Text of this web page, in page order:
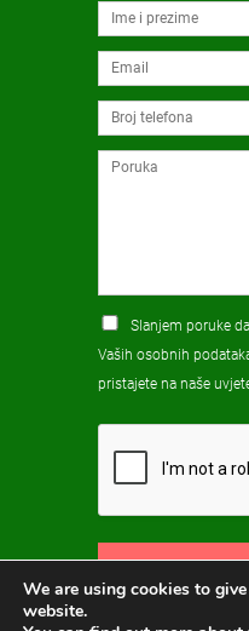
Slanjem poruke
Vaših osobnih
pristajete na naše
We are using cookies to
website.